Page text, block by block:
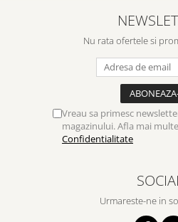
Nu rata ofertele si
Vreau sa primesc
magazinului. Afla mai
Confidentialitate
Urmareste-ne in